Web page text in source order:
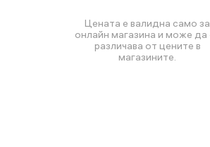
Цената е валидна само за
онлайн магазина и може да
различава от цените в
магазините.